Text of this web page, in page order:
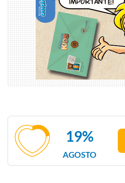
AGOSTO
19%